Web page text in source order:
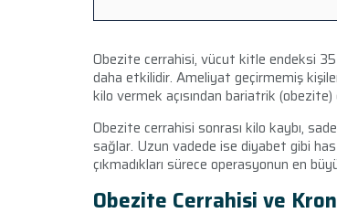
Obezite cerrahisi, vücut kitle endeksi
daha etkilidir. Ameliyat geçirmemiş
kilo vermek açısından bariatrik
Obezite cerrahisi sonrası kilo kaybı,
sağlar. Uzun vadede ise diyabet gibi
çıkmadıkları sürece operasyonun en
Obezite Cerrahisi ve